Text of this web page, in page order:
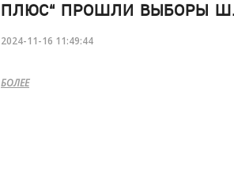
ПЛЮС“ ПРОШЛИ ВЫБОРЫ
2024-11-16 11:49:44
БОЛЕЕ